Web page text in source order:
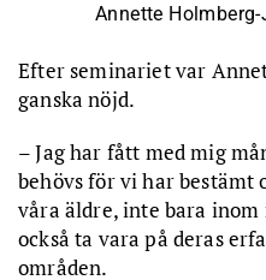
Annette
Efter seminariet var
ganska nöjd.
– Jag har fått med mig
behövs för vi har bestämt
våra äldre, inte bara
också ta vara på deras
områden.